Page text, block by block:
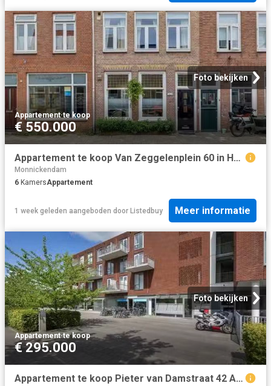
Foto bekijken
Appartement·te koop
€ 550.000
Appartement te koop Van Zeggelenplein 60 in Haarlem voor € 550.
Monnickendam
6 KamersAppartement
1 week geleden aangeboden door Listedbuy Meer informatie
Foto bekijken
Appartement·te koop
€ 295.000
Appartement te koop Pieter van Damstraat 42 A in Almere voor €.